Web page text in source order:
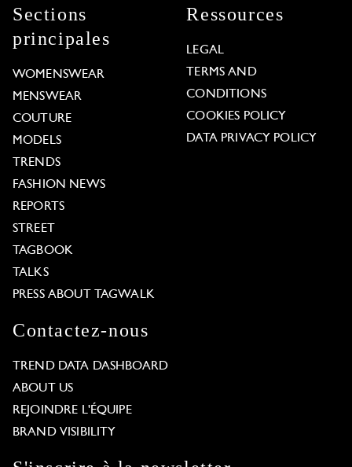
Sections
principales
WOMENSWEAR
MENSWEAR
COUTURE
MODELS
TRENDS
FASHION NEWS
REPORTS
STREET
TAGBOOK
TALKS
PRESS ABOUT TAGWALK
Ressources
LEGAL
TERMS AND
CONDITIONS
COOKIES POLICY
DATA PRIVACY POLICY
Contactez-nous
TREND DATA DASHBOARD
ABOUT US
REJOINDRE L'ÉQUIPE
BRAND VISIBILITY